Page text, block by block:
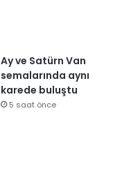
Ay ve Satürn Van
semalarında aynı
karede buluştu
5 saat önce